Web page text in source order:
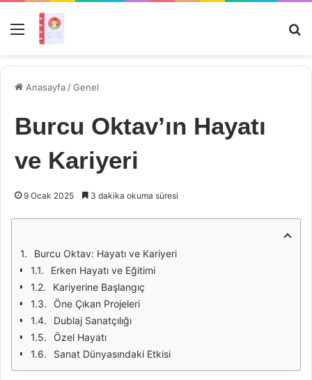
Menü
Anasayfa /Genel
Burcu Oktav’ın Hayatı
ve Kariyeri
9 Ocak 2025 3 dakika okuma süresi
Burcu Oktav: Hayatı ve Kariyeri
Erken Hayatı ve Eğitimi
Kariyerine Başlangıç
Öne Çıkan Projeleri
Dublaj Sanatçılığı
Özel Hayatı
Sanat Dünyasındaki Etkisi